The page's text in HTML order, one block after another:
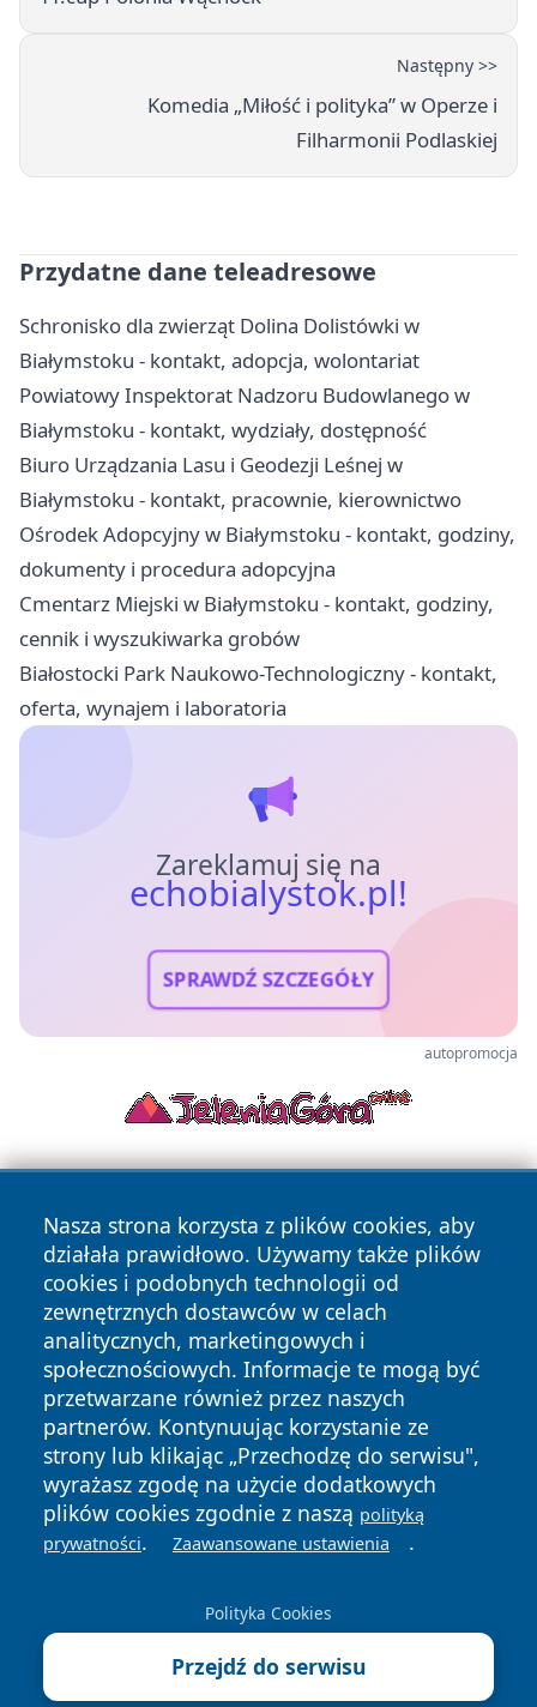
Następny >>
Komedia „Miłość i polityka” w Operze i
Filharmonii Podlaskiej
Przydatne dane teleadresowe
Schronisko dla zwierząt Dolina Dolistówki w
Białymstoku - kontakt, adopcja, wolontariat
Powiatowy Inspektorat Nadzoru Budowlanego w
Białymstoku - kontakt, wydziały, dostępność
Biuro Urządzania Lasu i Geodezji Leśnej w
Białymstoku - kontakt, pracownie, kierownictwo
Ośrodek Adopcyjny w Białymstoku - kontakt, godziny,
dokumenty i procedura adopcyjna
Cmentarz Miejski w Białymstoku - kontakt, godziny,
cennik i wyszukiwarka grobów
Białostocki Park Naukowo-Technologiczny - kontakt,
oferta, wynajem i laboratoria
Zareklamuj się na
echobialystok.pl!
SPRAWDŹ SZCZEGÓŁY
autopromocja
Nasza strona korzysta z plików cookies, aby
działała prawidłowo. Używamy także plików
cookies i podobnych technologii od
zewnętrznych dostawców w celach
analitycznych, marketingowych i
społecznościowych. Informacje te mogą być
przetwarzane również przez naszych
partnerów. Kontynuując korzystanie ze
strony lub klikając „Przechodzę do serwisu",
wyrażasz zgodę na użycie dodatkowych
plików cookies zgodnie z naszą polityką
prywatności. Zaawansowane ustawienia .
Polityka Cookies
Przejdź do serwisu
Copyright © 2026 echobialystok.pl Wszystkie prawa
zastrzeżone.
News Autorzy
Polityka
Prywatności
Polityka
Cookies